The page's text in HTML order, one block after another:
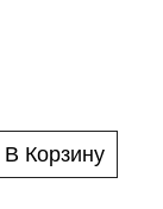
В Корзину